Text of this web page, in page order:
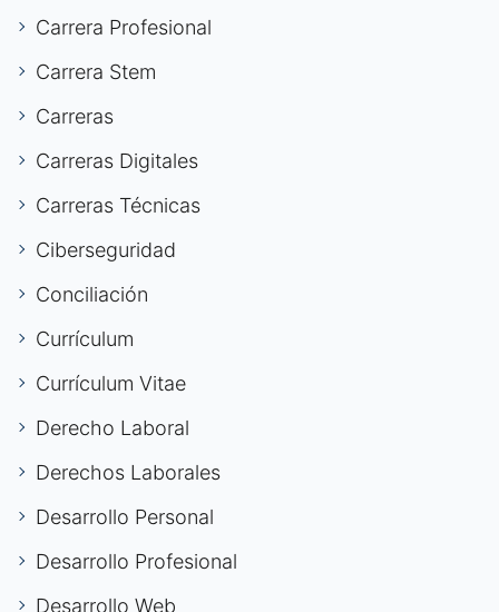
Carrera Profesional
Carrera Stem
Carreras
Carreras Digitales
Carreras Técnicas
Ciberseguridad
Conciliación
Currículum
Currículum Vitae
Derecho Laboral
Derechos Laborales
Desarrollo Personal
Desarrollo Profesional
Desarrollo Web